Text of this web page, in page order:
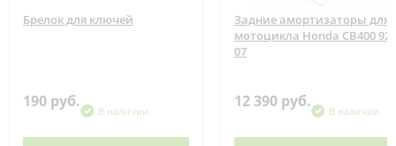
Брелок для ключей
190 руб.
В наличии
Задние амортизаторы для
мотоцикла Honda CB400 92-
07
12 390 руб.
В наличии